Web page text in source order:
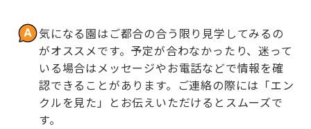
気になる園はご都合の合う限り見学してみるの
がオススメです。予定が合わなかったり、迷って
いる場合はメッセージやお電話などで情報を確
認できることがあります。ご連絡の際には「エン
クルを見た」とお伝えいただけるとスムーズで
す。